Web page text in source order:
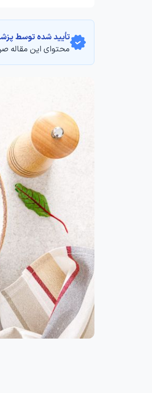
تأیید‌‌‌‌‌‌‌ شده توسط
محتوای این مقاله